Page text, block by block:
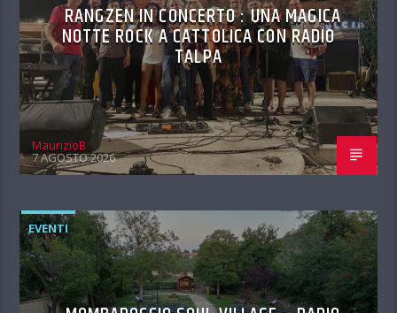
RANGZEN IN CONCERTO : UNA MAGICA
NOTTE ROCK A CATTOLICA CON RADIO
TALPA
MaurizioB
7 AGOSTO 2026
EVENTI